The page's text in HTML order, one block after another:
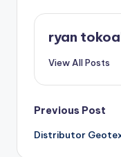
ryan
View All Posts
Post
Previous Post
Distributor